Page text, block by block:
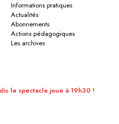
Informations pratiques
Actualités
Abonnements
Actions pédagogiques
Les archives
le spectacle joue à 19h30 !